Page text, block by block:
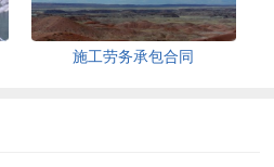
施工劳务承包合同